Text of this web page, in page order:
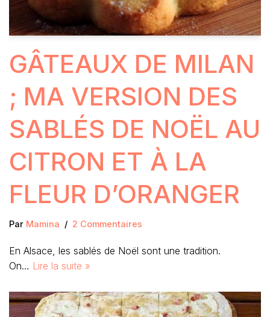
GÂTEAUX DE MILAN
; MA VERSION DES
SABLÉS DE NOËL AU
CITRON ET À LA
FLEUR D’ORANGER
Par Mamina 2 Commentaires
En Alsace, les sablés de Noël sont une tradition.
On… Lire la suite »